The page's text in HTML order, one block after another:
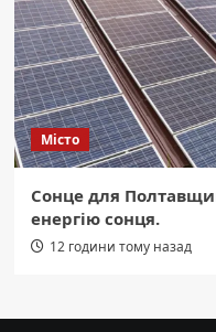
Місто
Сонце для
енергію сонця.
12 години тому назад